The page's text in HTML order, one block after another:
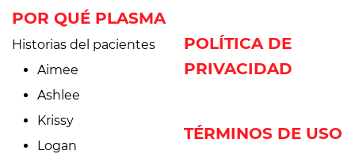
POR QUÉ PLASMA
Historias del pacientes
Aimee
Ashlee
Krissy
Logan
POLÍTICA DE
PRIVACIDAD
TÉRMINOS DE USO